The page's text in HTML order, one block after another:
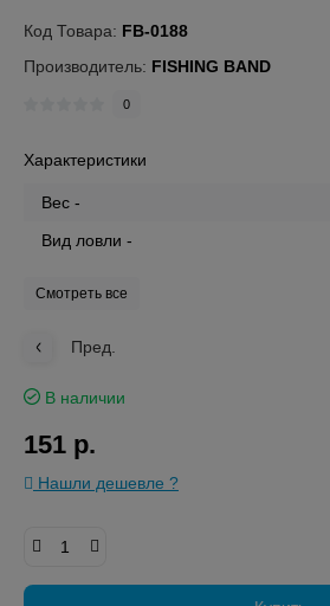
Код Товара: FB-0188
Производитель: FISHING BAND
0
Характеристики
Вес -
Вид ловли -
Смотреть все
Пред.
В наличии
151 р.
Нашли дешевле ?